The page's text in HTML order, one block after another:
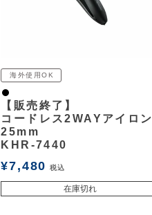
海外使用OK
黒
【販売終了】
コードレス2WAYアイロン
25mm
KHR-7440
¥7,480 税込
在庫切れ